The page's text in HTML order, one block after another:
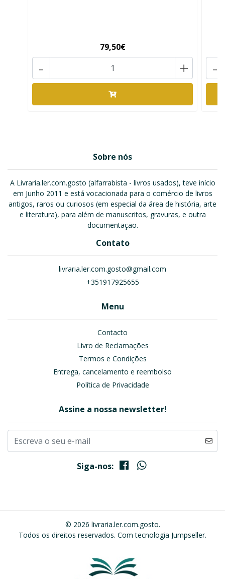
79,50€
+
- -
Sobre nós
A Livraria.ler.com.gosto (alfarrabista - livros usados), teve início
em Junho 2011 e está vocacionada para o comércio de livros
antigos, raros ou curiosos (em especial da área de história, arte
e literatura), para além de manuscritos, gravuras, e outra
documentação.
Contato
livraria.ler.com.gosto@gmail.com
+351917925655
Menu
Contacto
Livro de Reclamações
Termos e Condições
Entrega, cancelamento e reembolso
Política de Privacidade
Assine a nossa newsletter!
Siga-nos:
© 2026 livraria.ler.com.gosto.
Todos os direitos reservados. Com tecnologia Jumpseller.